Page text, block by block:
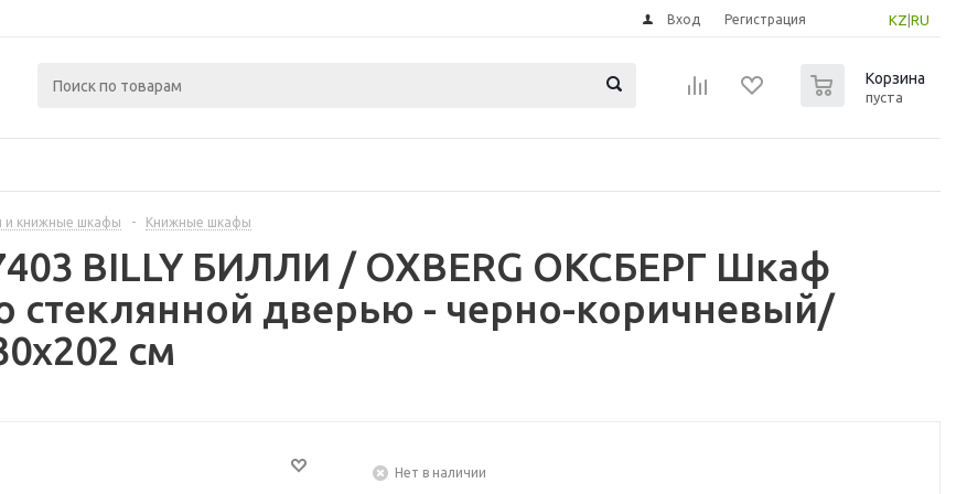
KZ RU
Вход Регистрация
Корзина
пуста
и книжные шкафы - Книжные шкафы
BILLY БИЛЛИ / OXBERG ОКСБЕРГ Шкаф
стеклянной дверью - черно-коричневый/
см
Нет в наличии